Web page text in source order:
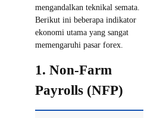
mengandalkan teknikal semata.
Berikut ini beberapa indikator
ekonomi utama yang sangat
memengaruhi pasar forex.
1. Non-Farm
Payrolls (NFP)